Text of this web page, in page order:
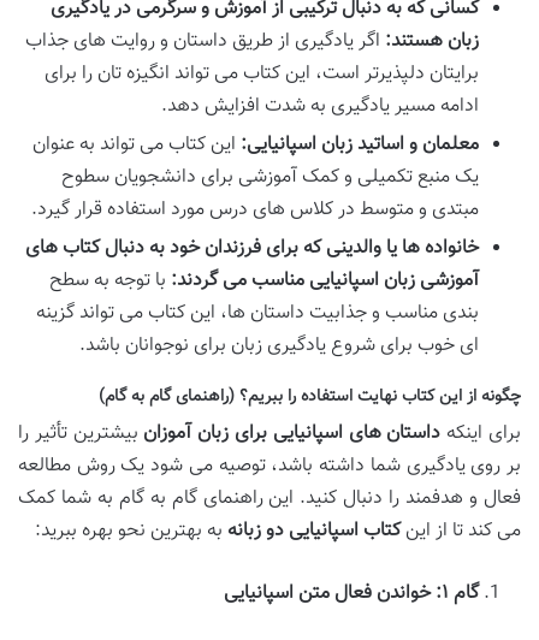
کسانی که به دنبال ترکیبی از آموزش و سرگرمی در یادگیری
زبان هستند: اگر یادگیری از طریق داستان و روایت های جذاب
برایتان دلپذیرتر است، این کتاب می تواند انگیزه تان را برای
ادامه مسیر یادگیری به شدت افزایش دهد.
معلمان و اساتید زبان اسپانیایی: این کتاب می تواند به عنوان
یک منبع تکمیلی و کمک آموزشی برای دانشجویان سطوح
مبتدی و متوسط در کلاس های درس مورد استفاده قرار گیرد.
خانواده ها یا والدینی که برای فرزندان خود به دنبال کتاب های
آموزشی زبان اسپانیایی مناسب می گردند: با توجه به سطح
بندی مناسب و جذابیت داستان ها، این کتاب می تواند گزینه
ای خوب برای شروع یادگیری زبان برای نوجوانان باشد.
چگونه از این کتاب نهایت استفاده را ببریم؟ (راهنمای گام به گام)
برای اینکه داستان های اسپانیایی برای زبان آموزان بیشترین تأثیر را
بر روی یادگیری شما داشته باشد، توصیه می شود یک روش مطالعه
فعال و هدفمند را دنبال کنید. این راهنمای گام به گام به شما کمک
می کند تا از اینکتاب اسپانیایی دو زبانه به بهترین نحو بهره ببرید:
گام ۱: خواندن فعال متن اسپانیایی